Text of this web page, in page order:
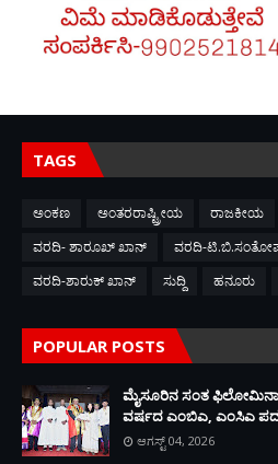
TAGS
ಅಂಕಣ ಅಂತರರಾಷ್ಟ್ರೀಯ ರಾಜಕೀಯ
ವರದಿ- ಶಾರೂಖ್ ಖಾನ್
ವರದಿ-
ವರದಿ-ಶಾರುಕ್ ಖಾನ್
ಸುದ್ದಿ ಹನೂರು
POPULAR POSTS
ಮೈಸೂರಿನ ಸಂತ ಫಿಲೋಮಿನಾ
ವರ್ಷದ ಎಂಬಿಎ, ಎಂಸಿಎ
ಆಗಸ್ಟ್ 04, 2026